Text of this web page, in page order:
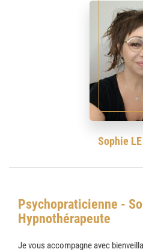
Sophie LE
Psychopraticienne -
Hypnothérapeute
Je vous accompagne avec